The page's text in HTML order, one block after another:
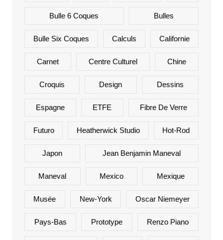
Bulle 6 Coques Bulles
Bulle Six Coques Calculs Californie
Carnet Centre Culturel Chine
Croquis Design Dessins
Espagne ETFE Fibre De Verre
Futuro Heatherwick Studio Hot-Rod
Japon Jean Benjamin Maneval
Maneval Mexico Mexique
Musée New-York Oscar Niemeyer
Pays-Bas Prototype Renzo Piano